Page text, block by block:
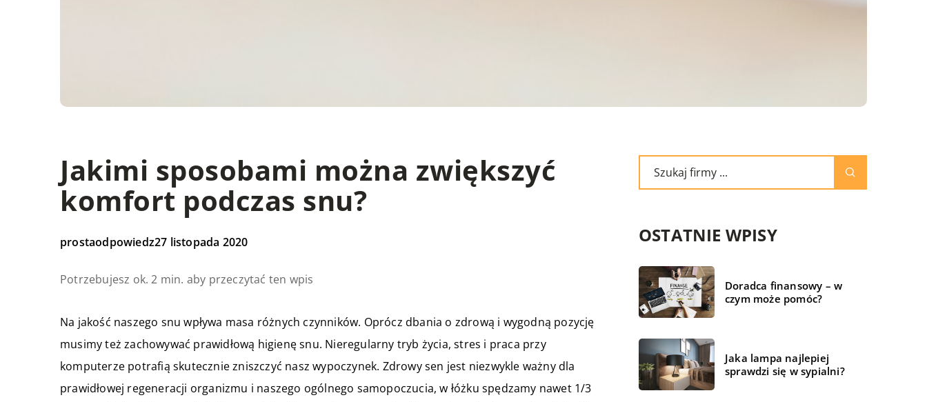
Jakimi sposobami można zwiększyć
komfort podczas snu?
prostaodpowiedz27 listopada 2020
Potrzebujesz ok. 2 min. aby przeczytać ten wpis
Na jakość naszego snu wpływa masa różnych czynników. Oprócz dbania o zdrową i wygodną pozycję
musimy też zachowywać prawidłową higienę snu. Nieregularny tryb życia, stres i praca przy
komputerze potrafią skutecznie zniszczyć nasz wypoczynek. Zdrowy sen jest niezwykle ważny dla
prawidłowej regeneracji organizmu i naszego ogólnego samopoczucia, w łóżku spędzamy nawet 1/3
OSTATNIE WPISY
Doradca finansowy – w
czym może pomóc?
Jaka lampa najlepiej
sprawdzi się w sypialni?